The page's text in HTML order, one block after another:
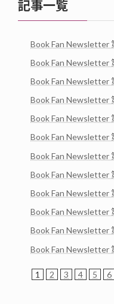
記事一覧
Book Fan Newsletter
Book Fan Newsletter
Book Fan Newsletter
Book Fan Newsletter
Book Fan Newsletter
Book Fan Newsletter
Book Fan Newsletter
Book Fan Newsletter
Book Fan Newsletter
Book Fan Newsletter
Book Fan Newsletter
Book Fan Newsletter
1 2 3 4 5 6